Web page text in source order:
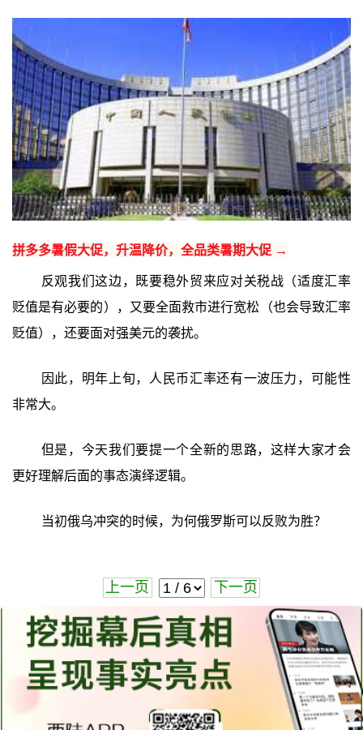
拼多多暑假大促，升温降价，全品类暑期大促 →
反观我们这边，既要稳外贸来应对关税战（适度汇率
贬值是有必要的），又要全面救市进行宽松（也会导致汇率
贬值），还要面对强美元的袭扰。
因此，明年上旬，人民币汇率还有一波压力，可能性
非常大。
但是，今天我们要提一个全新的思路，这样大家才会
更好理解后面的事态演绎逻辑。
当初俄乌冲突的时候，为何俄罗斯可以反败为胜？
上一页 下一页